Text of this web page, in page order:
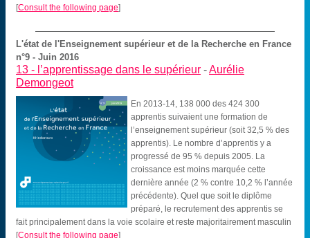
[Consult the following page]
L'état de l'Enseignement supérieur et de la Recherche en France
n°9 - Juin 2016
13 - l’apprentissage dans le supérieur -Aurélie
Demongeot
En 2013-14, 138 000 des 424 300
apprentis suivaient une formation de
l’enseignement supérieur (soit 32,5 % des
apprentis). Le nombre d’apprentis y a
progressé de 95 % depuis 2005. La
croissance est moins marquée cette
dernière année (2 % contre 10,2 % l’année
précédente). Quel que soit le diplôme
préparé, le recrutement des apprentis se
fait principalement dans la voie scolaire et reste majoritairement masculin
[Consult the following page]